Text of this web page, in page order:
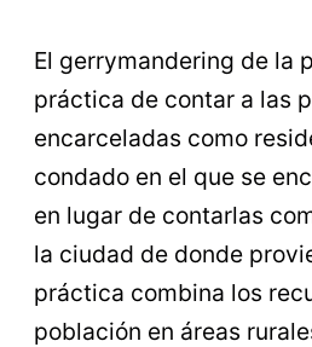
El gerrymandering de la
práctica de contar a las
encarceladas como
condado en el que se
en lugar de contarlas
la ciudad de donde
práctica combina los
población en áreas